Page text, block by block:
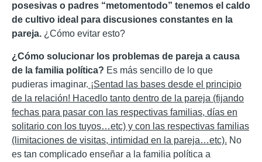
posesivas o padres “metomentodo” tenemos el caldo
de cultivo ideal para discusiones constantes en la
pareja. ¿Cómo evitar esto?
¿Cómo solucionar los problemas de pareja a causa
de la familia política? Es más sencillo de lo que
pudieras imaginar. ¡Sentad las bases desde el principio
de la relación! Hacedlo tanto dentro de la pareja (fijando
fechas para pasar con las respectivas familias, días en
solitario con los tuyos…etc) y con las respectivas familias
(limitaciones de visitas, intimidad en la pareja…etc). No
es tan complicado enseñar a la familia política a